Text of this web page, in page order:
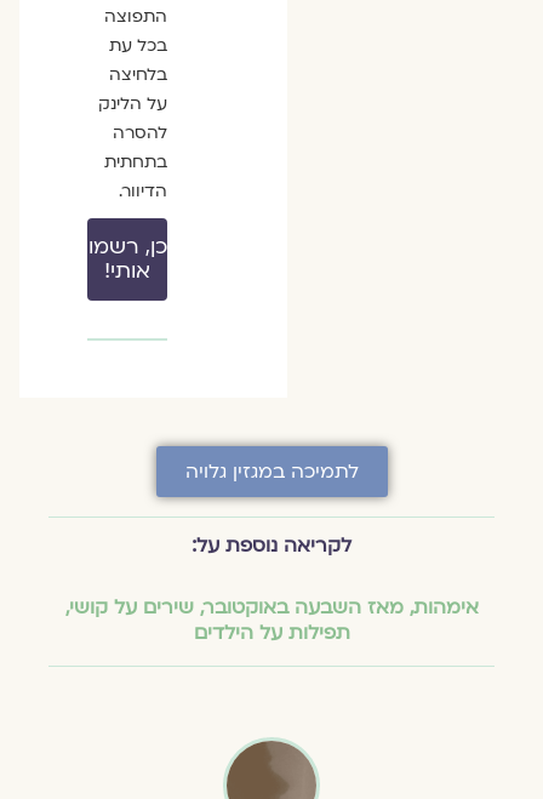
התפוצה
בכל עת
בלחיצה
על הלינק
להסרה
בתחתית
הדיוור.
כן, רשמו
אותי!
לתמיכה במגזין גלויה
לקריאה נוספת על:
אימהות,מאז השבעה באוקטובר,שירים על קושי,
תפילות על הילדים